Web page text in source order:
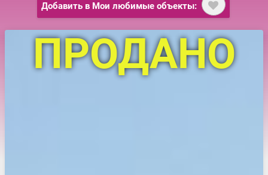
Добавить в Мои любимые объекты:
ПРОДАНО